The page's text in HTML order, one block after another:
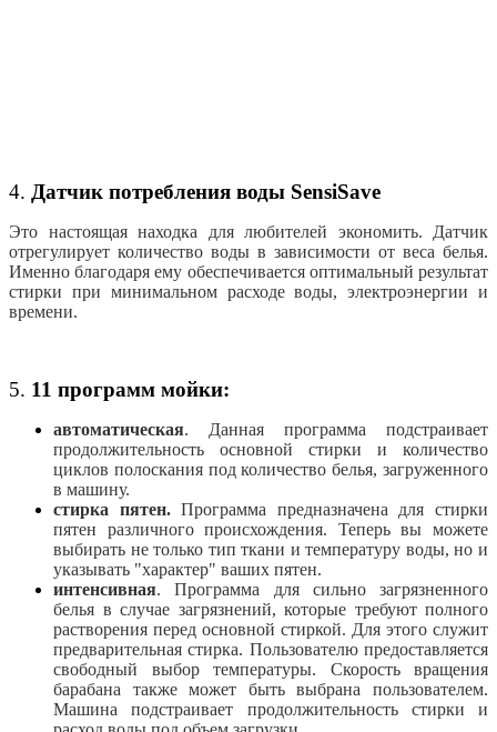
4. Датчик потребления воды SensiSave
Это настоящая находка для любителей экономить. Датчик
отрегулирует количество воды в зависимости от веса белья.
Именно благодаря ему обеспечивается оптимальный результат
стирки при минимальном расходе воды, электроэнергии и
времени.
5. 11 программ мойки:
автоматическая. Данная программа подстраивает
продолжительность основной стирки и количество
циклов полоскания под количество белья, загруженного
в машину.
стирка пятен.Программа предназначена для стирки
пятен различного происхождения. Теперь вы можете
выбирать не только тип ткани и температуру воды, но и
указывать "характер" ваших пятен.
интенсивная. Программа для сильно загрязненного
белья в случае загрязнений, которые требуют полного
растворения перед основной стиркой. Для этого служит
предварительная стирка. Пользователю предоставляется
свободный выбор температуры. Скорость вращения
барабана также может быть выбрана пользователем.
Машина подстраивает продолжительность стирки и